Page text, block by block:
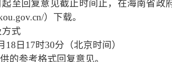
至回复意见截止时间止，在海南省政
）下载。
式
日17时30分（北京时间）
的参考格式回复意见。